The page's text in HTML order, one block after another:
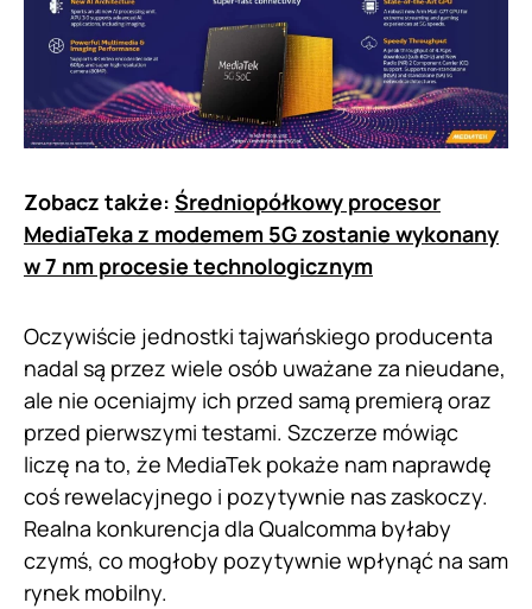
Zobacz także: Średniopółkowy procesor
MediaTeka z modemem 5G zostanie wykonany
w 7 nm procesie technologicznym
Oczywiście jednostki tajwańskiego producenta
nadal są przez wiele osób uważane za nieudane,
ale nie oceniajmy ich przed samą premierą oraz
przed pierwszymi testami. Szczerze mówiąc
liczę na to, że MediaTek pokaże nam naprawdę
coś rewelacyjnego i pozytywnie nas zaskoczy.
Realna konkurencja dla Qualcomma byłaby
czymś, co mogłoby pozytywnie wpłynąć na sam
rynek mobilny.